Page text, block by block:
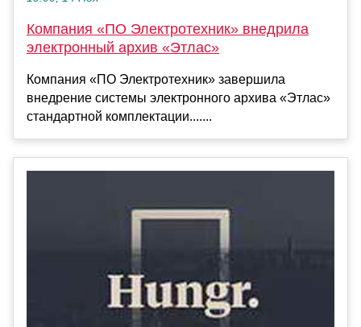
Компания «ПО Электротехник» внедрила
электронный архив «Этлас»
Компания «ПО Электротехник» завершила
внедрение системы электронного архива «Этлас»
стандартной комплектации.......